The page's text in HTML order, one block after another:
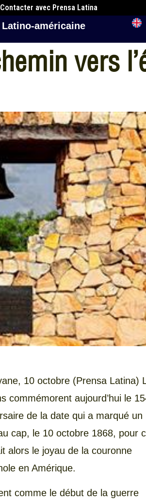
avec Prensa Latina
américaine
vers
10 octobre (Prensa Latina)
commémorent aujourd’hui le
de la date qui a marqué un
cap, le 10 octobre 1868, pour
alors le joyau de la couronne
en Amérique.
comme le début de la guerre